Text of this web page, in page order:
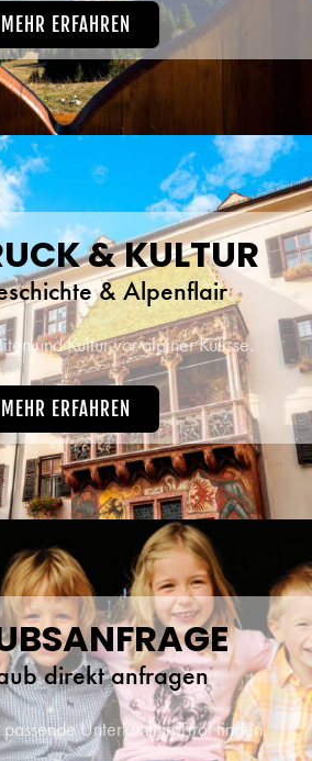
MEHR ERFAHREN
& KULTUR
& Alpenflair
und Kultur vor alpiner Kulisse.
MEHR ERFAHREN
direkt anfragen
Unterkunft in Tirol finden.